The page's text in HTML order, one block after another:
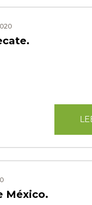
México.